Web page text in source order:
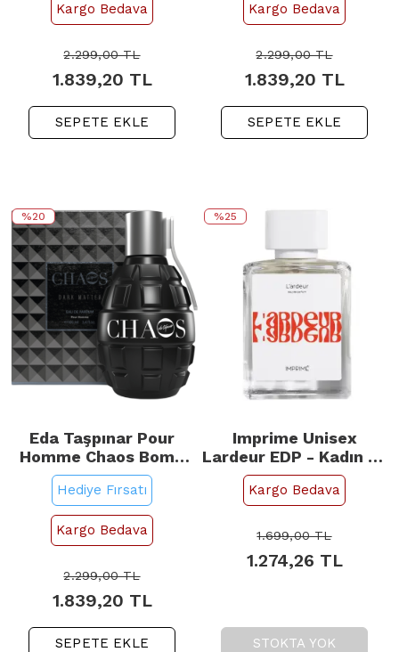
Kargo Bedava
2.299,00TL
1.839,20 TL
SEPETE EKLE
Kargo Bedava
2.299,00TL
1.839,20 TL
SEPETE EKLE
%20
Eda Taşpınar Pour
Homme Chaos Bomb
EDP - Erkek Parfümü
100ml
Hediye Fırsatı
Kargo Bedava
2.299,00TL
1.839,20 TL
SEPETE EKLE
%25
Imprime Unisex
Lardeur EDP - Kadın ve
Erkek Parfümü 100ml
Kargo Bedava
1.699,00TL
1.274,26 TL
STOKTA YOK